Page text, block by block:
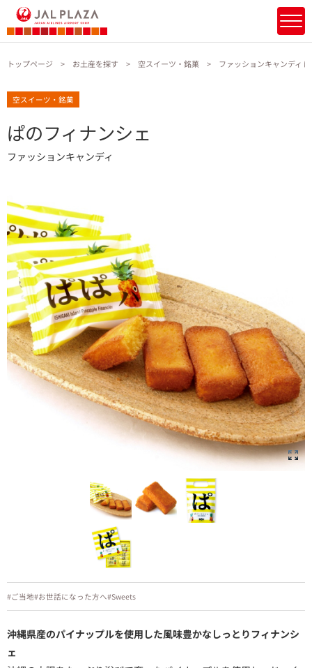
トップページ お土産を探す 空スイーツ・銘菓 ファッションキャンディ
空スイーツ・銘菓
ぱのフィナンシェ
ファッションキャンディ
#ご当地#お世話になった方へ#Sweets
沖縄県産のパイナップルを使用した風味豊かなしっとりフィナンシ
ェ